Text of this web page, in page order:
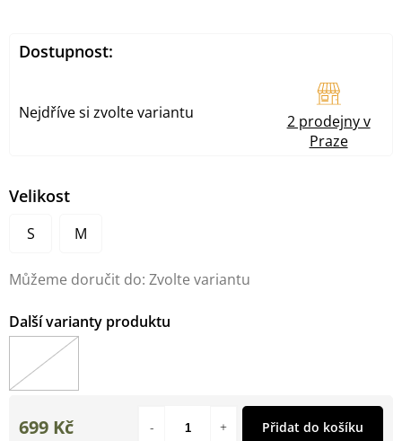
Velikost
S M
Můžeme doručit do: Zvolte variantu
699 Kč Přidat do košíku
Dostupnost:
Nejdříve si zvolte variantu
2 prodejny v
Praze